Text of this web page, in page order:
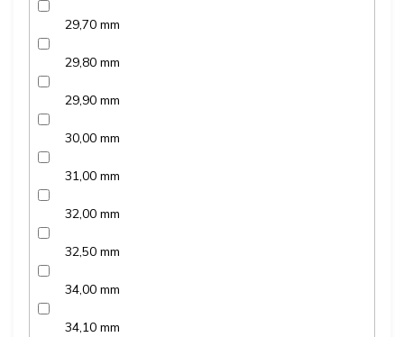
29,70 mm
29,80 mm
29,90 mm
30,00 mm
31,00 mm
32,00 mm
32,50 mm
34,00 mm
34,10 mm